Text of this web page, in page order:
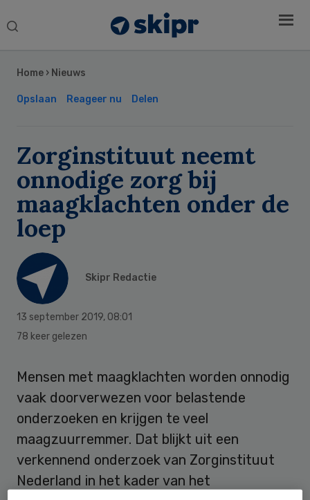
Search
Home › Nieuws
Opslaan Reageer nu Delen
Zorginstituut neemt
onnodige zorg bij
maagklachten onder de
loep
Skipr Redactie
13 september 2019, 08:01
78 keer gelezen
Mensen met maagklachten worden onnodig
vaak doorverwezen voor belastende
onderzoeken en krijgen te veel
maagzuurremmer. Dat blijkt uit een
verkennend onderzoek van Zorginstituut
Nederland in het kader van het
Sidebar